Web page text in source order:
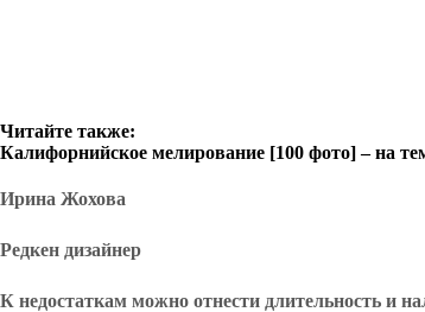
Читайте также:
Калифорнийское мелирование [100 фото] – на
Ирина Жохова
Редкен дизайнер
К недостаткам можно отнести длительность и